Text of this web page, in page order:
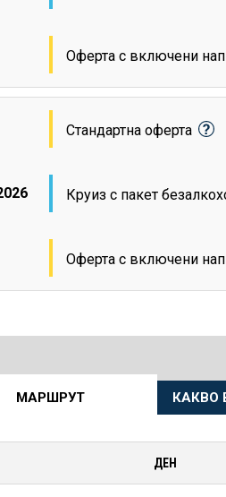
Оферта с включени
Стандартна оферта
Круиз с пакет
Оферта с включени
МАРШРУТ КАКВО
ДЕН